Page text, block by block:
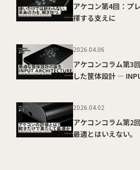
アケコン第4回：プ
揮する支えに
2026.04.06
アケコンコラム第3
した筐体設計 ―
2026.04.02
アケコンコラム第2
最適とはいえない。